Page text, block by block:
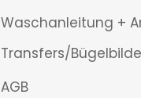
Waschanleitung +
Transfers/
AGB